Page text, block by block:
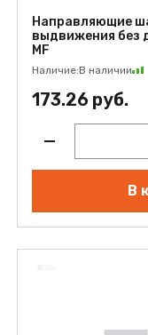
Направляющие
выдвижения без
MF
Наличие:В наличии
173.26 руб.
В